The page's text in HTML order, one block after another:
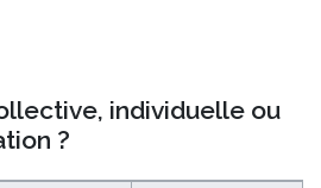
individuelle ou
?